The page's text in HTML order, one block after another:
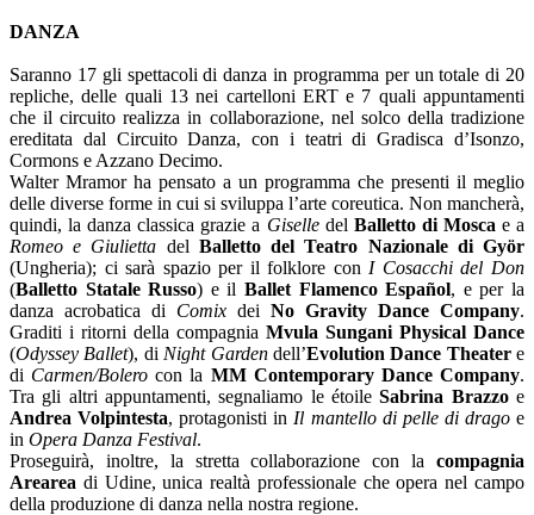
DANZA
Saranno 17 gli spettacoli di danza in programma per un totale di 20
repliche, delle quali 13 nei cartelloni ERT e 7 quali appuntamenti
che il circuito realizza in collaborazione, nel solco della tradizione
ereditata dal Circuito Danza, con i teatri di Gradisca d’Isonzo,
Cormons e Azzano Decimo.
Walter Mramor ha pensato a un programma che presenti il meglio
delle diverse forme in cui si sviluppa l’arte coreutica. Non mancherà,
quindi, la danza classica grazie a Giselle del Balletto di Mosca e a
Romeo e Giulietta del Balletto del Teatro Nazionale di Györ
(Ungheria); ci sarà spazio per il folklore con I Cosacchi del Don
(Balletto Statale Russo) e ilBallet Flamenco Español, e per la
danza acrobatica di Comix dei No Gravity Dance Company.
Graditi i ritorni della compagnia Mvula Sungani Physical Dance
(Odyssey Ballet), di Night Gardendell’Evolution Dance Theatere
di Carmen/Bolero con la MM Contemporary Dance Company.
Tra gli altri appuntamenti, segnaliamo le étoileSabrina Brazzoe
Andrea Volpintesta, protagonisti in Il mantello di pelle di dragoe
in Opera Danza Festival.
Proseguirà, inoltre, la stretta collaborazione con la compagnia
Arearea di Udine, unica realtà professionale che opera nel campo
della produzione di danza nella nostra regione.